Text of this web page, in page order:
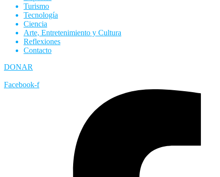
Turismo
Tecnología
Ciencia
Arte, Entretenimiento y Cultura
Reflexiones
Contacto
DONAR
Facebook-f